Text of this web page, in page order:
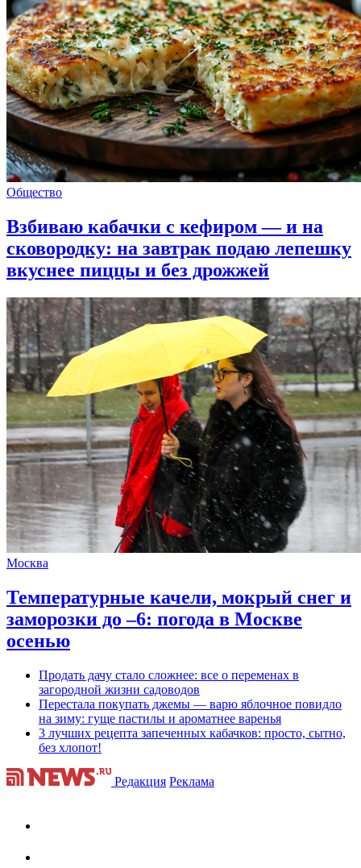
Общество
Взбиваю кабачки с кефиром — и на
сковородку: на завтрак подаю лепешку
вкуснее пиццы и без дрожжей
Москва
Температурные качели, мокрый снег и
заморозки до –6: погода в Москве
осенью
Продать дачу стало сложнее: все о переменах в
загородной жизни садоводов
Перестала покупать джемы — варю яблочное повидло
на зиму: гуще пастилы и ароматнее варенья
3 лучших рецепта запеченных кабачков: просто, сытно,
без хлопот!
Редакция Реклама